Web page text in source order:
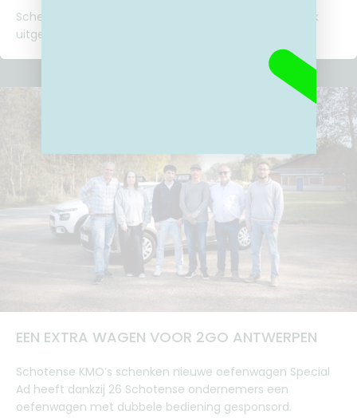
Schenking Inner Wheel Genk Op 11 mei werd 2GO Genk
uitgenodigd door Inner Wheel Genk om hun werking
EEN EXTRA WAGEN VOOR 2GO ANTWERPEN
Schotense KMO’s schenken nieuwe oefenwagen Special
Ad heeft dankzij 26 Schotense ondernemers een
oefenwagen met dubbele bediening gesponsord.